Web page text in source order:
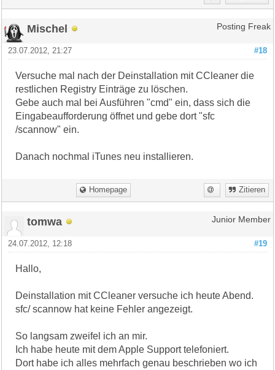
Mischel Posting Freak
#18
23.07.2012, 21:27
Versuche mal nach der Deinstallation mit CCleaner die
restlichen Registry Einträge zu löschen.
Gebe auch mal bei Ausführen "cmd" ein, dass sich die
Eingabeaufforderung öffnet und gebe dort "sfc
/scannow" ein.
Danach nochmal iTunes neu installieren.
Homepage Zitieren
tomwa Junior Member
#19
24.07.2012, 12:18
Hallo,
Deinstallation mit CCleaner versuche ich heute Abend.
sfc/ scannow hat keine Fehler angezeigt.
So langsam zweifel ich an mir.
Ich habe heute mit dem Apple Support telefoniert.
Dort habe ich alles mehrfach genau beschrieben wo ich